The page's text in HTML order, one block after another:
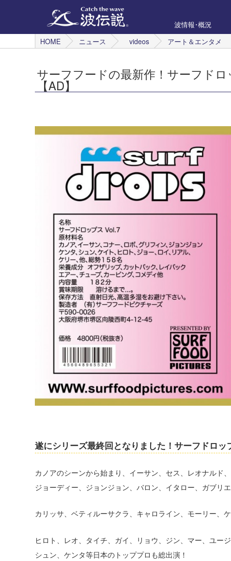
波情報･概況
HOME
ニュース videos アート＆エンタメ
サーフフードの最新作！サーフド
【AD】
遂にシリーズ最終回となりました！サーフドロッ
カノアのシーンから始まり、イーサン、セス、レオナルド
ジョーディー、ジョンジョン、バロン、イタロー、ガブリ
カリッサ、ベティルーサクラ、キャロライン、モーリー、
ヒロト、レオ、タイチ、ガイ、リョウ、ジン、マー、ユー
シュン、ケンタ等日本のトッププロも総出演！